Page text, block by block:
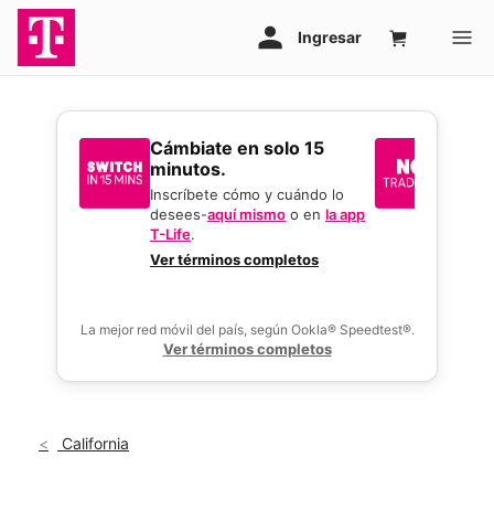
​​​​​​​Cámbiate en solo 15
minutos.
Inscríbete cómo y cuándo lo
desees-aquí mismo o en la app
T-Life.
Ver términos completos
La mejor red móvil del país, según Ookla® Speedtest®.
Ver términos completos
California